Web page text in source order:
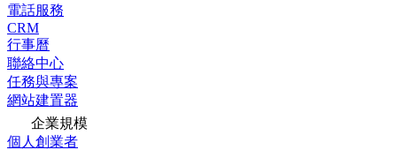
電話服務
CRM
行事曆
聯絡中心
任務與專案
網站建置器
企業規模
個人創業者